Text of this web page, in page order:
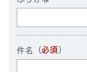
件名 （必須 ）